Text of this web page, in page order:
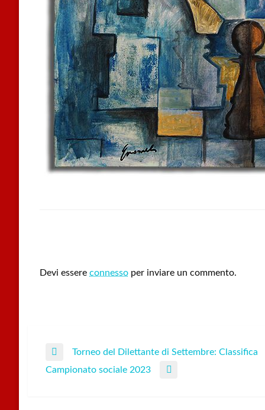
Devi essere connesso per inviare un commento.
Navigazione
Previous
Post
Torneo del Dilettante di Settembre: Classifica
Next
Campionato sociale 2023